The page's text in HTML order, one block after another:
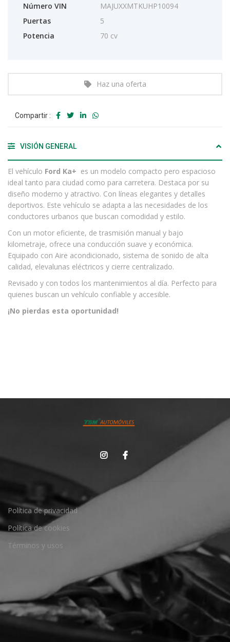
Número VIN
MAJUXXMTKUHP10094
Puertas
5
Potencia
70 cv
Haz una oferta
Compartir :
VISIÓN GENERAL
El vehículo Ford Ka+ es un modelo compacto pero espacioso
ideal tanto para ciudad como para carretera. Destaca por su
diseño moderno y atractivo. Con líneas elegantes y detalles
deportivos. Este vehículo se adapta a las necesidades de los
conductores urbanos que buscan comodidad y estilo.
Con un motor eficiente, de trasmisión manual y bajo
kilometraje, ofrece una conducción suave y económica.
Equipado con Aire acondicionado, sistema de sonido de alta
calidad, elevalunas eléctricos y cierre centralizado.
Revisado y con todos los mantenimientos al día. Perfecto para
quienes buscan un vehículo confiable y accesible.
¡No pierdas esta oportunidad!
Política de privacidad
Política de cookies
Términos y usos